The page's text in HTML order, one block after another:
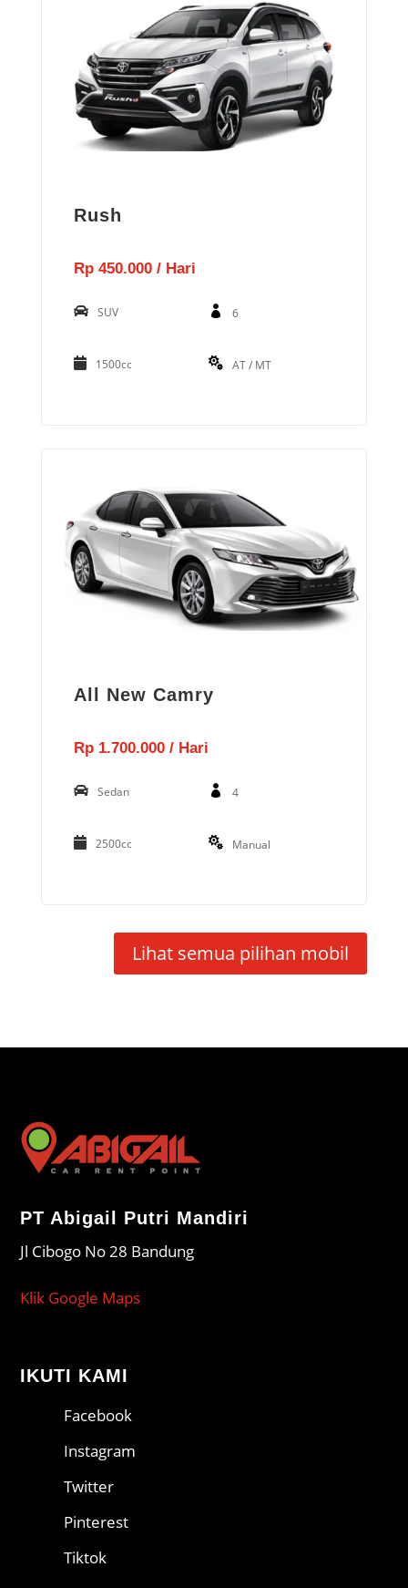
Rush
Rp 450.000 / Hari
SUV 6
1500cc AT / MT
All New Camry
Rp 1.700.000 / Hari
Sedan 4
2500cc Manual
Lihat semua pilihan mobil
PT Abigail Putri Mandiri
Jl Cibogo No 28 Bandung
Klik Google Maps
IKUTI KAMI
Facebook
Instagram
Twitter
Pinterest
Tiktok